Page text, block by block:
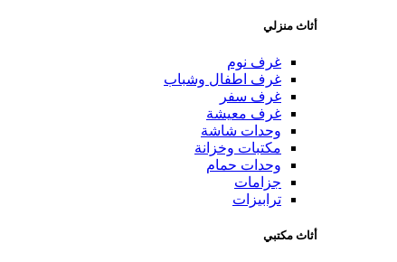
أثاث منزلي
غرف نوم
غرف اطفال وشباب
غرف سفر
غرف معيشة
وحدات شاشة
مكتبات وخزانة
وحدات حمام
جزامات
ترابيزات
أثاث مكتبي